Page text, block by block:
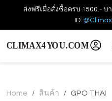
ส่งฟรีเมื่อสั่งซื้อครบ 1500.- บ
ID:
Home / สินค้า / GPO THAI